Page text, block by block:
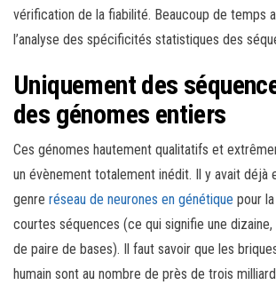
vérification de la fiabilité. Beaucoup de temps
l’analyse des spécificités statistiques des
Uniquement des
des génomes entiers
Ces génomes hautement qualitatifs et
un évènement totalement inédit. Il y avait déjà
genre réseau de neurones en génétique pour
courtes séquences (ce qui signifie une
de paire de bases). Il faut savoir que les
humain sont au nombre de près de trois